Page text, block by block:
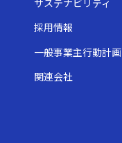
採用情報
一般事業主行動計画
関連会社